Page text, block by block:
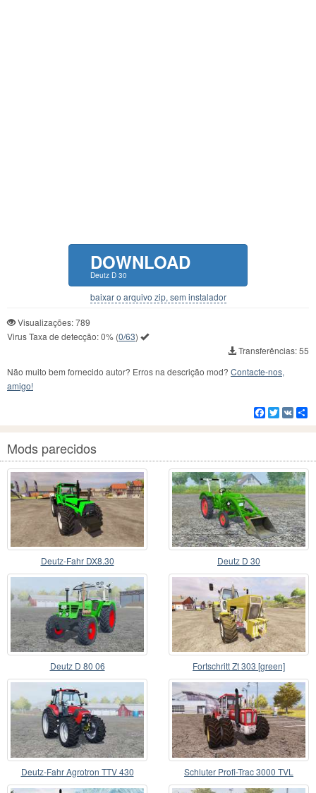
DOWNLOAD
Deutz D 30
baixar o arquivo zip, sem instalador
Visualizações: 789
Virus Taxa de detecção:0% (0/63)
Transferências: 55
Não muito bem fornecido autor? Erros na descrição mod? Contacte-nos,
amigo!
Facebook
Twitter
VK
Mods parecidos
Deutz-Fahr DX8.30 Deutz D 30
Deutz D 80 06 Fortschritt Zt 303 [green]
Deutz-Fahr Agrotron TTV 430 Schluter Profi-Trac 3000 TVL